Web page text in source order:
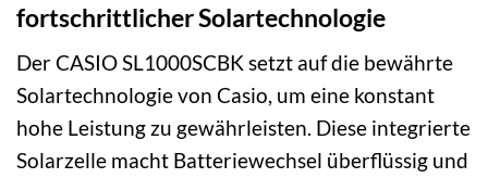
fortschrittlicher Solartechnologie
Der CASIO SL1000SCBK setzt auf die bewährte
Solartechnologie von Casio, um eine konstant
hohe Leistung zu gewährleisten. Diese integrierte
Solarzelle macht Batteriewechsel überflüssig und